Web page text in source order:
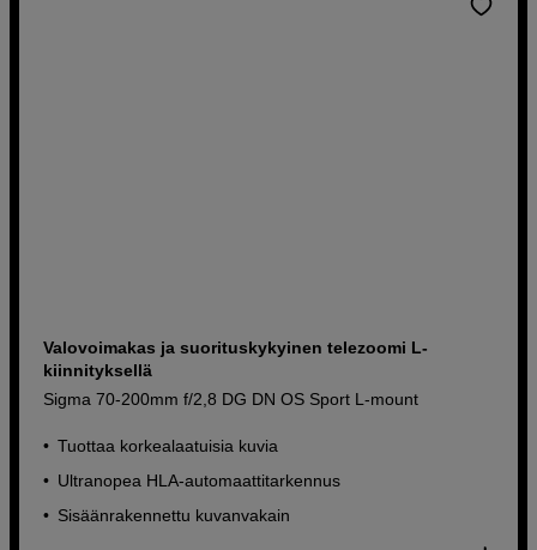
Valovoimakas ja suorituskykyinen telezoomi L-
kiinnityksellä
Sigma 70-200mm f/2,8 DG DN OS Sport L-mount
Tuottaa korkealaatuisia kuvia
Ultranopea HLA-automaattitarkennus
Sisäänrakennettu kuvanvakain